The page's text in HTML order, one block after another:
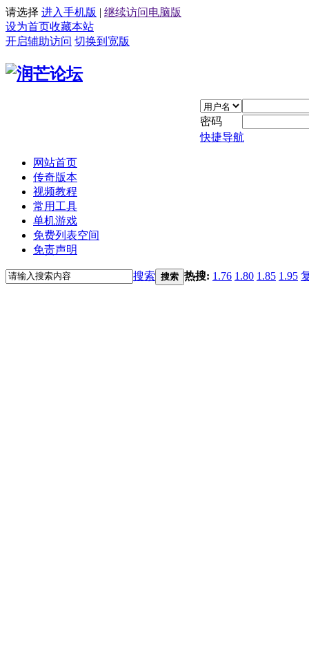
请选择 进入手机版 | 继续访问电脑版
设为首页收藏本站
开启辅助访问 切换到宽版
密码
快捷导航
网站首页
传奇版本
视频教程
常用工具
单机游戏
免费列表空间
免责声明
搜索 搜索 热搜: 1.76 1.80 1.85 1.95